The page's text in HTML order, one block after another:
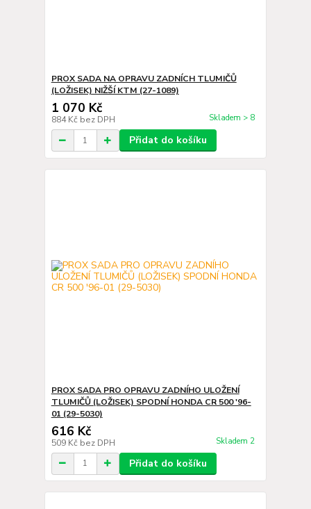
PROX SADA NA OPRAVU ZADNÍCH TLUMIČŮ
(LOŽISEK) NIŽŠÍ KTM (27-1089)
1 070 Kč
884 Kč bez DPH Skladem > 8
Přidat do košíku
PROX SADA PRO OPRAVU ZADNÍHO ULOŽENÍ
TLUMIČŮ (LOŽISEK) SPODNÍ HONDA CR 500 '96-
01 (29-5030)
616 Kč
509 Kč bez DPH Skladem 2
Přidat do košíku